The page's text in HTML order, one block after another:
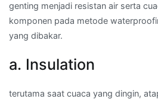
genting menjadi resistan air serta
komponen pada metode
yang dibakar.
a. Insulation
terutama saat cuaca yang dingin,